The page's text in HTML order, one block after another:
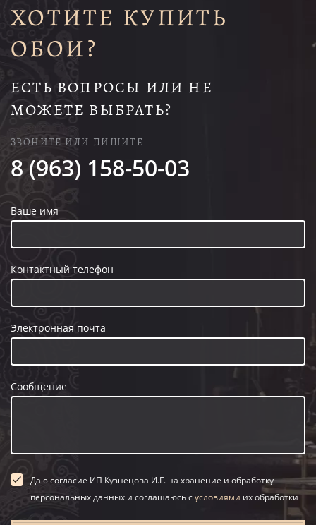
ХОТИТЕ КУПИТЬ
ОБОИ?
ЕСТЬ ВОПРОСЫ ИЛИ НЕ
МОЖЕТЕ ВЫБРАТЬ?
ЗВОНИТЕ ИЛИ ПИШИТЕ
8 (963) 158-50-03
Ваше имя
Контактный телефон
Электронная почта
Сообщение
Даю согласие ИП Кузнецова И.Г. на хранение и обработку
персональных данных и соглашаюсь сусловиями их обработки